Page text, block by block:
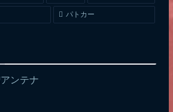
パトカー
ンテナ